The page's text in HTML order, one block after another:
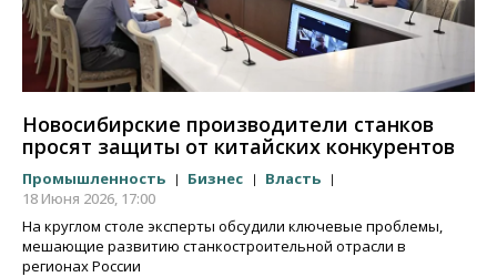
Новосибирские производители станков
просят защиты от китайских конкурентов
Промышленность Бизнес
Власть
18 Июня 2026, 17:00
На круглом столе эксперты обсудили ключевые проблемы,
мешающие развитию станкостроительной отрасли в
регионах России